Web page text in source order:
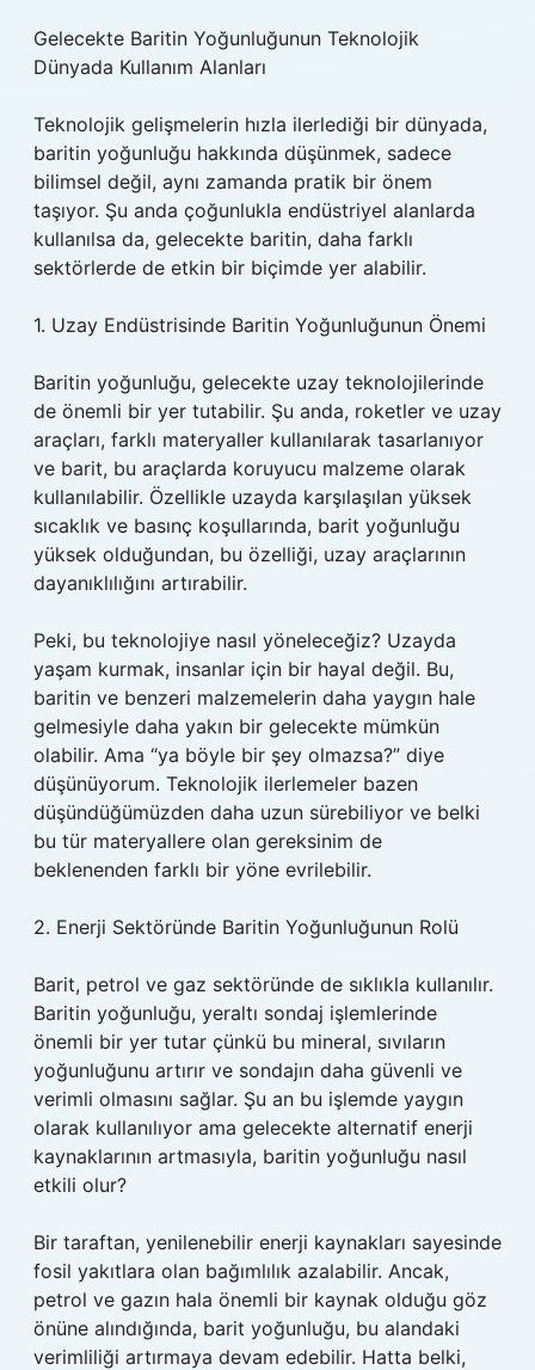
Gelecekte Baritin Yoğunluğunun Teknolojik
Dünyada Kullanım Alanları
Teknolojik gelişmelerin hızla ilerlediği bir dünyada,
baritin yoğunluğu hakkında düşünmek, sadece
bilimsel değil, aynı zamanda pratik bir önem
taşıyor. Şu anda çoğunlukla endüstriyel alanlarda
kullanılsa da, gelecekte baritin, daha farklı
sektörlerde de etkin bir biçimde yer alabilir.
1. Uzay Endüstrisinde Baritin Yoğunluğunun Önemi
Baritin yoğunluğu, gelecekte uzay teknolojilerinde
de önemli bir yer tutabilir. Şu anda, roketler ve uzay
araçları, farklı materyaller kullanılarak tasarlanıyor
ve barit, bu araçlarda koruyucu malzeme olarak
kullanılabilir. Özellikle uzayda karşılaşılan yüksek
sıcaklık ve basınç koşullarında, barit yoğunluğu
yüksek olduğundan, bu özelliği, uzay araçlarının
dayanıklılığını artırabilir.
Peki, bu teknolojiye nasıl yöneleceğiz? Uzayda
yaşam kurmak, insanlar için bir hayal değil. Bu,
baritin ve benzeri malzemelerin daha yaygın hale
gelmesiyle daha yakın bir gelecekte mümkün
olabilir. Ama “ya böyle bir şey olmazsa?” diye
düşünüyorum. Teknolojik ilerlemeler bazen
düşündüğümüzden daha uzun sürebiliyor ve belki
bu tür materyallere olan gereksinim de
beklenenden farklı bir yöne evrilebilir.
2. Enerji Sektöründe Baritin Yoğunluğunun Rolü
Barit, petrol ve gaz sektöründe de sıklıkla kullanılır.
Baritin yoğunluğu, yeraltı sondaj işlemlerinde
önemli bir yer tutar çünkü bu mineral, sıvıların
yoğunluğunu artırır ve sondajın daha güvenli ve
verimli olmasını sağlar. Şu an bu işlemde yaygın
olarak kullanılıyor ama gelecekte alternatif enerji
kaynaklarının artmasıyla, baritin yoğunluğu nasıl
etkili olur?
Bir taraftan, yenilenebilir enerji kaynakları sayesinde
fosil yakıtlara olan bağımlılık azalabilir. Ancak,
petrol ve gazın hala önemli bir kaynak olduğu göz
önüne alındığında, barit yoğunluğu, bu alandaki
verimliliği artırmaya devam edebilir. Hatta belki,